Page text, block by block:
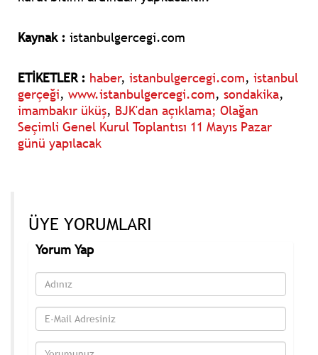
Kaynak : istanbulgercegi.com
ETİKETLER : haber, istanbulgercegi.com, istanbul
gerçeği, www.istanbulgercegi.com, sondakika,
imambakır üküş, BJK'dan açıklama; Olağan
Seçimli Genel Kurul Toplantısı 11 Mayıs Pazar
günü yapılacak
ÜYE YORUMLARI
Yorum Yap